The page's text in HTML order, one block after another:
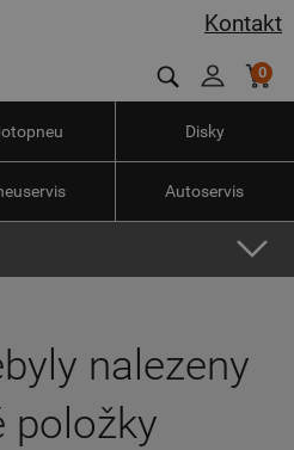
Kontakt
0
Disky
Autoservis
nalezeny
položky